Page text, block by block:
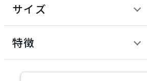
KOKUYO
サイズ
mm
特徴